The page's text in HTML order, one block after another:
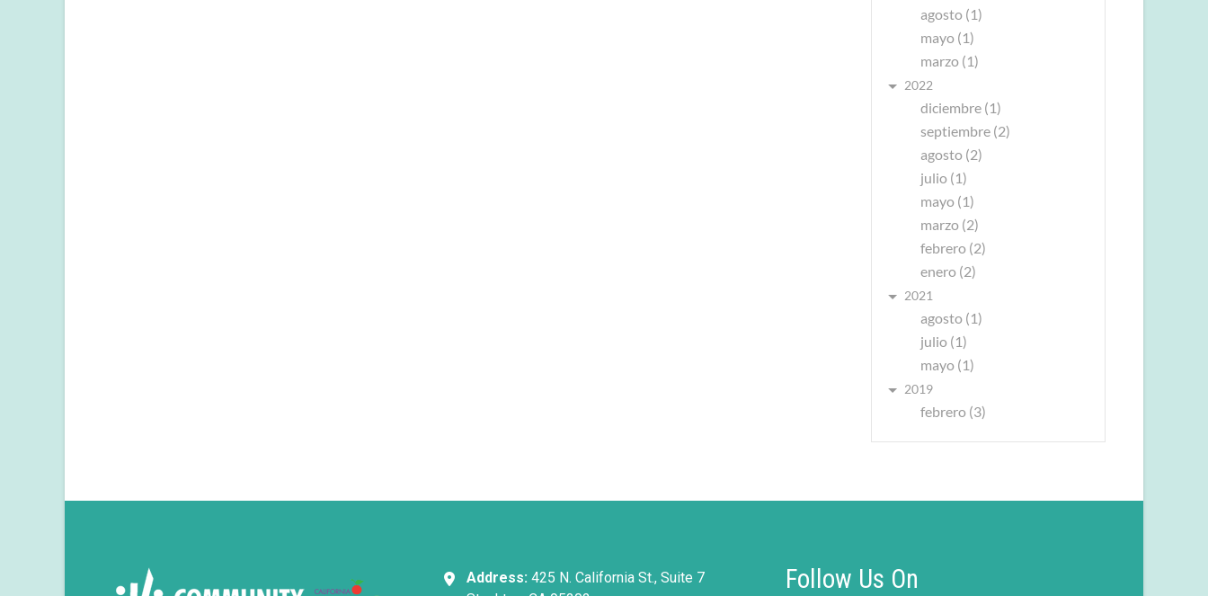
agosto (1)
mayo (1)
marzo (1)
2022
diciembre (1)
septiembre (2)
agosto (2)
julio (1)
mayo (1)
marzo (2)
febrero (2)
enero (2)
2021
agosto (1)
julio (1)
mayo (1)
2019
febrero (3)
Address: 425 N. California St., Suite 7
Follow Us On